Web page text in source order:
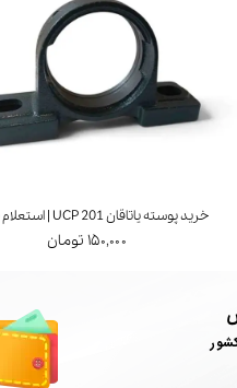
خرید پوسته یاتاقان UCP 201 | استعلام قیمت
۱۵۰,۰۰۰ تومان